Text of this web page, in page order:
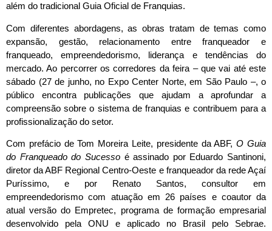
além do tradicional Guia Oficial de Franquias.
Com diferentes abordagens, as obras tratam de temas como
expansão, gestão, relacionamento entre franqueador e
franqueado, empreendedorismo, liderança e tendências do
mercado. Ao percorrer os corredores da feira – que vai até este
sábado (27 de junho, no Expo Center Norte, em São Paulo –, o
público encontra publicações que ajudam a aprofundar a
compreensão sobre o sistema de franquias e contribuem para a
profissionalização do setor.
Com prefácio de Tom Moreira Leite, presidente da ABF,O Guia
do Franqueado do Sucessoé assinado por Eduardo Santinoni,
diretor da ABF Regional Centro-Oeste e franqueador da rede Açaí
Puríssimo, e por Renato Santos, consultor em
empreendedorismo com atuação em 26 países e coautor da
atual versão do Empretec, programa de formação empresarial
desenvolvido pela ONU e aplicado no Brasil pelo Sebrae.